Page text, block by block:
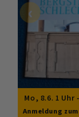
‹
Mo, 8.6. 1 Uhr
Anmeldung